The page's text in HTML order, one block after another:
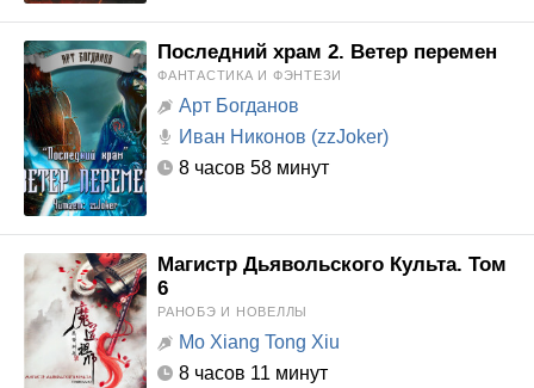
Последний храм 2. Ветер перемен
ФАНТАСТИКА И ФЭНТЕЗИ
Арт Богданов
Иван Никонов (zzJoker)
8 часов 58 минут
Магистр Дьявольского Культа. Том
6
РАНОБЭ И НОВЕЛЛЫ
Mo Xiang Tong Xiu
8 часов 11 минут